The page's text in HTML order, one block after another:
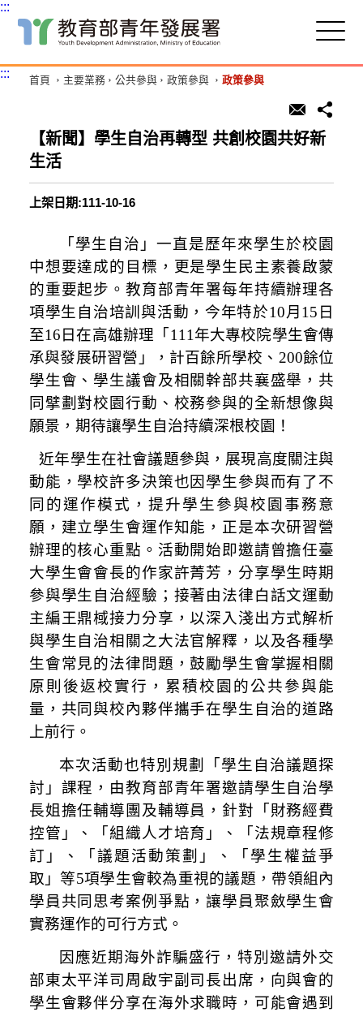
主
要
:::
::: 首頁 主要業務 公共參與 政策參與 政策參與
【新聞】學生自治再轉型 共創校園共好新
生活
上架日期:111-10-16
「學生自治」一直是歷年來學生於校園
中想要達成的目標，更是學生民主素養啟蒙
的重要起步。教育部青年署每年持續辦理各
項學生自治培訓與活動，今年特於10月15日
至16日在高雄辦理「111年大專校院學生會傳
承與發展研習營」，計百餘所學校、200餘位
學生會、學生議會及相關幹部共襄盛舉，共
同擘劃對校園行動、校務參與的全新想像與
願景，期待讓學生自治持續深根校園！
近年學生在社會議題參與，展現高度關注與
動能，學校許多決策也因學生參與而有了不
同的運作模式，提升學生參與校園事務意
願，建立學生會運作知能，正是本次研習營
辦理的核心重點。活動開始即邀請曾擔任臺
大學生會會長的作家許菁芳，分享學生時期
參與學生自治經驗；接著由法律白話文運動
主編王鼎棫接力分享，以深入淺出方式解析
與學生自治相關之大法官解釋，以及各種學
生會常見的法律問題，鼓勵學生會掌握相關
原則後返校實行，累積校園的公共參與能
量，共同與校內夥伴攜手在學生自治的道路
上前行。
本次活動也特別規劃「學生自治議題探
討」課程，由教育部青年署邀請學生自治學
長姐擔任輔導團及輔導員，針對「財務經費
控管」、「組織人才培育」、「法規章程修
訂」、「議題活動策劃」、「學生權益爭
取」等5項學生會較為重視的議題，帶領組內
學員共同思考案例爭點，讓學員聚斂學生會
實務運作的可行方式。
因應近期海外詐騙盛行，特別邀請外交
部東太平洋司周啟宇副司長出席，向與會的
學生會夥伴分享在海外求職時，可能會遇到